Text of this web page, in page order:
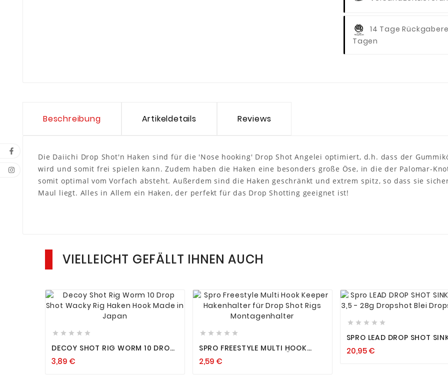
14 Tage
Tagen
Beschreibung Artikeldetails Reviews
Die Daiichi Drop Shot'n Haken sind für die 'Nose hooking' Drop Shot Angelei optimiert, d.h. dass der
wird und somit frei spielen kann. Zudem haben die Haken eine besonders große Öse, in die der Palomar-
somit optimal vom Vorfach absteht. Außerdem sind die Haken geschränkt und extrem spitz, so dass sie
Maul liegt. Alles in Allem ein Haken, der perfekt für das Drop Shotting geeignet ist!
VIELLEICHT GEFÄLLT IHNEN AUCH
   
    
DECOY SHOT RIG WORM 10 DROP
MADE IN JAPAN
3,89 €
   
    
SPRO FREESTYLE MULTI HOOK
KEEPER HAKENHALTER FÜR DROP
SHOT RIGS MONTAGENHALTER
2,59 €
  
    
SPRO LEAD DROP SHOT
DROPSHOTBLEI
20,95 €